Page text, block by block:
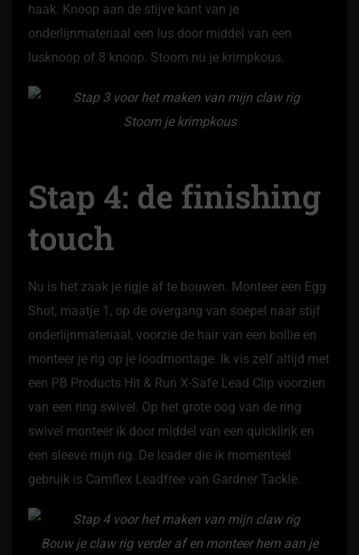
haak. Knoop aan de stijve kant van je
onderlijnmateriaal een lus door middel van een
lusknoop of 8 knoop. Stoom nu je krimpkous.
Stoom je krimpkous
Stap 4: de finishing
touch
Nu is het zaak je rigje af te bouwen. Monteer een Egg
Shot, maatje 1, op de overgang van soepel naar stijf
onderlijnmateriaal, voorzie de hair van een boilie en
monteer je rig op je loodmontage. Ik vis zelf altijd met
een PB Products Hit & Run X-Safe Lead Clip voorzien
van een ring swivel. Op het grote oog van de ring
swivel monteer ik door middel van een quicklink en
een sleeve mijn rig. De leader die ik momenteel
gebruik is Camflex Leadfree van Gardner Tackle.
Bouw je claw rig verder af en monteer hem aan je